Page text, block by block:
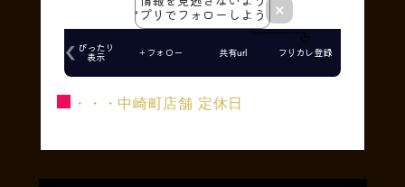
■ ・・・中崎町店舗 定休日